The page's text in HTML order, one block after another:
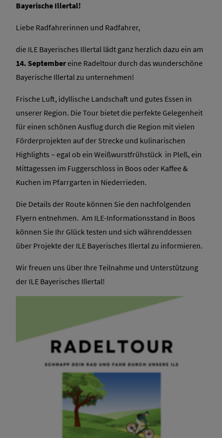
Bayerische Illertal!
Liebe Radfahrerinnen und Radfahrer,
die ILE Bayerisches Illertal lädt ganz herzlich dazu ein am
14. Septembereine Radeltour durch das wunderschöne
Bayerische Illertal zu unternehmen!
Frische Luft, idyllische Landschaft und gutes Essen in
unserer Region. Die Tour bietet die perfekte Gelegenheit
für einen schönen Ausflug durch die Region mit vielen
Förderprojekten auf der Strecke und kulinarischen
Highlights – egal ob ein Weißwurstfrühstück in Pleß, ein
Mittagessen im Fuggerschloss in Boos oder Kaffee &
Kuchen im Pfarrgarten in Niederrieden.
Die Details der Route können Sie den nachfolgenden
Flyern entnehmen. Am ILE-Informationsstand in Boos
können Sie Ihr Glück testen und sich währenddessen
über Projekte der ILE Bayerisches Illertal zu informieren.
Wir freuen uns über Ihre Teilnahme und Unterstützung
der ILE Bayerisches Illertal!